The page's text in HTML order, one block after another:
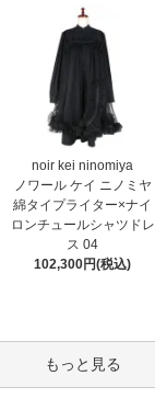
noir kei ninomiya
ノワール ケイ ニノミヤ
綿タイプライター×ナイ
ロンチュールシャツドレ
ス 04
102,300円(税込)
もっと見る